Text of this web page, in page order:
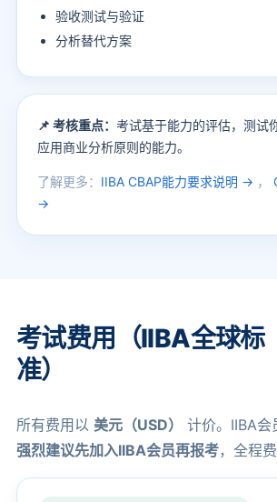
验收测试与验证
分析替代方案
📌 考核重点： 考试基于能力的评估，测试
应用商业分析原则的能力。
了解更多： IIBA CBAP能力要求说明 → ，
→
考试费用（IIBA全球标
准）
所有费用以 美元（USD）
计价。IIBA会
强烈建议先加入IIBA会员再报考，全程